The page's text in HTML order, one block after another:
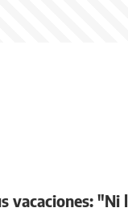
vacaciones: "Ni